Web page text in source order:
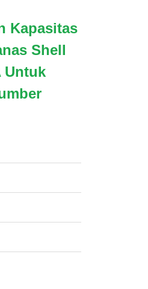
Kapasitas
Shell
Untuk